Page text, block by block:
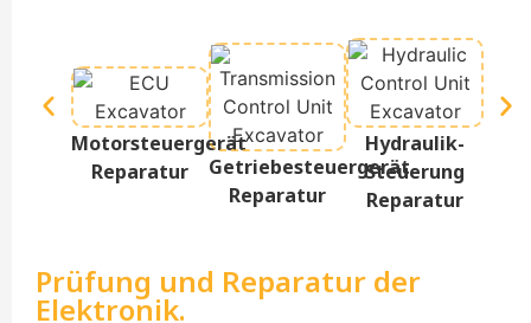
Motorsteuergerät
Reparatur
Getriebesteuergerät
Reparatur
Hydraulik-
Steuerung
Reparatur
Prüfung und Reparatur der
Elektronik.